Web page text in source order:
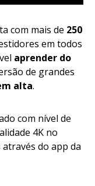
com mais de 250
em todos
aprender do
de grandes
alta.
com nível de
4K no
do app da